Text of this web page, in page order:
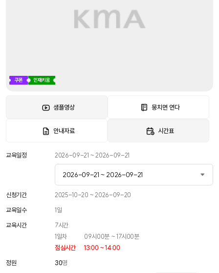
쿠폰 인재키움
샘플영상 뭉치면 연다
안내자료 시간표
교육일정 2026-09-21 ~ 2026-09-21
2026-09-21 ~ 2026-09-21
2026-09-21 ~ 2026-09-21
2026-12-11 ~ 2026-12-11
신청기간
2025-10-20 ~ 2026-09-20
교육일수
1일
교육시간
7시간
1일차
09시00분 ~ 17시00분
점심시간
13:00 ~ 14:00
정원
30명